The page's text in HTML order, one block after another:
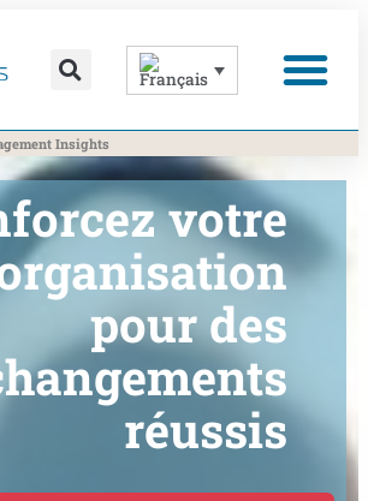
Insights
votre
pour des
réussis